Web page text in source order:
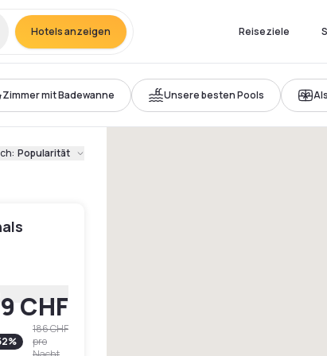
Hotels anzeigen Reiseziele
Zimmer mit Badewanne Unsere besten Pools
: Popularität
CHF
%
186 CHF
pro